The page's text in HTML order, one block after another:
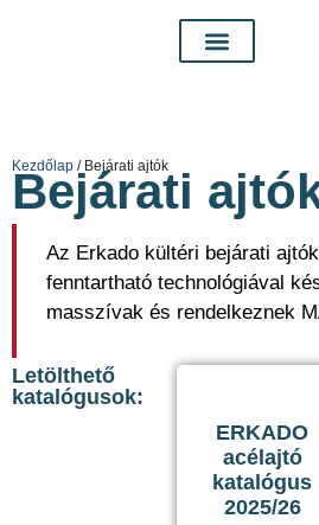
Kezdőlap / Bejárati ajtók
Bejárati
Az Erkado kültéri bejárati
fenntartható technológiával
masszívak és rendelkeznek
Letölthető
katalógusok:
ERKADO
acélajtó
katalógus
2025/26